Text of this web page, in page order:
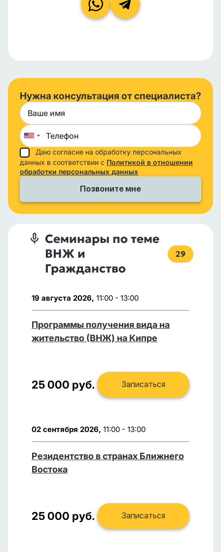
Нужна консультация от специалиста?
Даю согласие на обработку персональных
данных в соответствии с Политикой в отношении
обработки персональных данных
Семинары по теме
ВНЖ и
Гражданство
29
19 августа 2026, 11:00 - 13:00
Программы получения вида на
жительство (ВНЖ) на Кипре
25 000 руб. Записаться
02 сентября 2026, 11:00 - 13:00
Резидентство в странах Ближнего
Востока
25 000 руб. Записаться